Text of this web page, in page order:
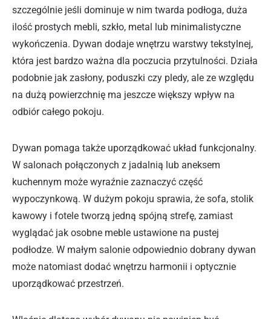
szczególnie jeśli dominuje w nim twarda podłoga, duża
ilość prostych mebli, szkło, metal lub minimalistyczne
wykończenia. Dywan dodaje wnętrzu warstwy tekstylnej,
która jest bardzo ważna dla poczucia przytulności. Działa
podobnie jak zasłony, poduszki czy pledy, ale ze względu
na dużą powierzchnię ma jeszcze większy wpływ na
odbiór całego pokoju.
Dywan pomaga także uporządkować układ funkcjonalny.
W salonach połączonych z jadalnią lub aneksem
kuchennym może wyraźnie zaznaczyć część
wypoczynkową. W dużym pokoju sprawia, że sofa, stolik
kawowy i fotele tworzą jedną spójną strefę, zamiast
wyglądać jak osobne meble ustawione na pustej
podłodze. W małym salonie odpowiednio dobrany dywan
może natomiast dodać wnętrzu harmonii i optycznie
uporządkować przestrzeń.